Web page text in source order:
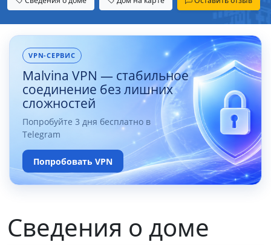
VPN-СЕРВИС
Malvina VPN — стабильное
соединение без лишних
сложностей
Попробуйте 3 дня бесплатно в
Telegram
Попробовать VPN
Сведения о доме